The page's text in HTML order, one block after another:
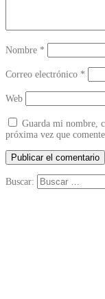
Nombre *
Correo electrónico *
Web
Guarda mi nombre,
próxima vez que comente.
Buscar: